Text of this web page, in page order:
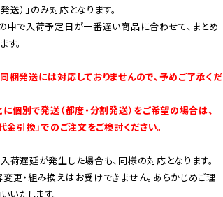
）」のみ対応となります。
中で入荷予定日が一番遅い商品に合わせて、まとめ
。
梱発送には対応しておりませんので、予めご了承くだ
に個別で発送（都度・分割発送）をご希望の場合は、
金引換」でのご注文をご検討ください。
荷遅延が発生した場合も、同様の対応となります。
更・組み換えはお受けできません。あらかじめご理
いたします。